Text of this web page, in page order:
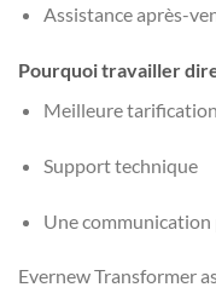
Assistance après-
Pourquoi travailler
Meilleure
Support technique
Une communication
Evernew Transformer